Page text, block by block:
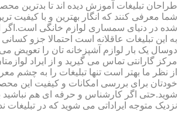
طراحان تبلیغات آموزش دیده اند تا بدترین
شما معرفی کنند که انگار بهترین و با کیفیت
شده در دنیای سمساری لوازم خانگی است.اگر
به این تبلیغات عاقلانه است احتمالا جزو
دوسال یک بار لوازم آشپزخانه تان را تعویض می
مرکز گارانتی تماس می گیرید و از ایراد
از نظر ما بهتر است تنها تبلیغات را به چشم
خودتان برای بررسی امکانات و کیفیت این
شوید.حتی اگر کارشناس و حرفه ای هم نباشید
نزدیک متوجه ایراداتی می شوید که در تبلیغات